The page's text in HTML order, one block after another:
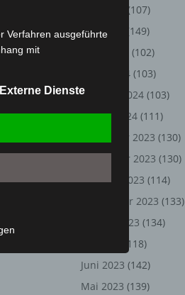
(107)
Mai 2024
(149)
(102)
März 2024 (103)
Februar 2024 (103)
Januar 2024 (111)
Dezember 2023 (130)
November 2023 (130)
Oktober 2023 (114)
September 2023 (133)
August 2023 (134)
(118)
Juni 2023 (142)
Mai 2023 (139)
Verfahren ausgeführte
mit
das Auslesen,
Verbreitung
die Verknüpfung,
Daten verwendet
eine natürliche Person
Externe Dienste